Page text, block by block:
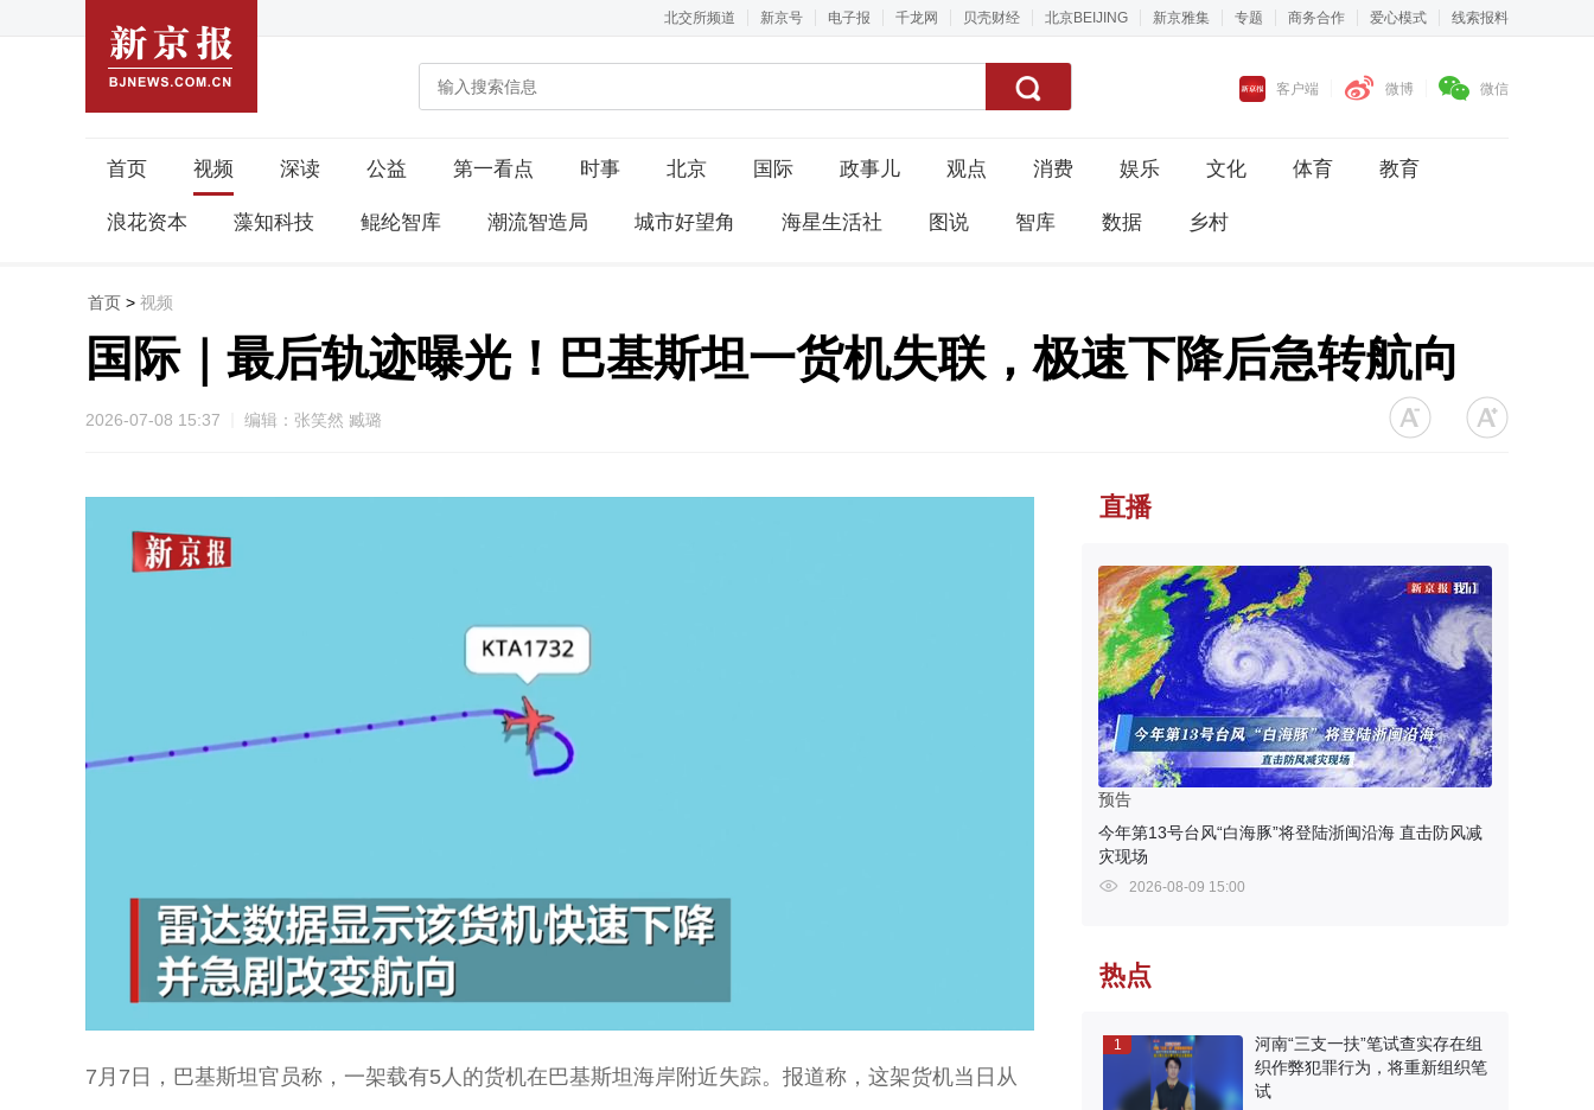
北交所频道 新京号 电子报 千龙网 贝壳财经 北京BEIJING 新京雅集 专题 商务合作 爱心模式 线索报料
客户端 微博 微信
首页 视频 深读 公益 第一看点 时事 北京 国际 政事儿 观点 消费 娱乐 文化 体育 教育
浪花资本 藻知科技 鲲纶智库 潮流智造局 城市好望角 海星生活社 图说 智库 数据 乡村
首页 > 视频
国际｜最后轨迹曝光！巴基斯坦一货机失联，极速下降后急转航向
2026-07-08 15:37 编辑：张笑然 臧璐
100.00%
7月7日，巴基斯坦官员称，一架载有5人的货机在巴基斯坦海岸附近失踪。报道称，这架货机当日从
直播
预告
今年第13号台风“白海豚”将登陆浙闽沿海 直击防风减
灾现场
2026-08-09 15:00
热点
1
河南“三支一扶”笔试查实存在组
织作弊犯罪行为，将重新组织笔
试